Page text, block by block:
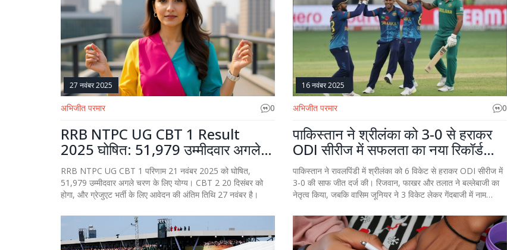
27 नवंबर 2025
अभिजीत परमार 0
RRB NTPC UG CBT 1 Result
2025 घोषित: 51,979 उम्मीदवार अगले
चरण के लिए योग्य
RRB NTPC UG CBT 1 परिणाम 21 नवंबर 2025 को घोषित,
51,979 उम्मीदवार अगले चरण के लिए योग्य। CBT 2 20 दिसंबर को
होगा, और ग्रेजुएट भर्ती के लिए आवेदन की अंतिम तिथि 27 नवंबर है।
16 नवंबर 2025
अभिजीत परमार 0
पाकिस्तान ने श्रीलंका को 3-0 से हराकर
ODI सीरीज में सफलता का नया रिकॉर्ड
बनाया
पाकिस्तान ने रावलपिंडी में श्रीलंका को 6 विकेट से हराकर ODI सीरीज में
3-0 की साफ जीत दर्ज की। रिजवान, फाखर और तलात ने बल्लेबाजी का
नेतृत्व किया, जबकि वासिम जूनियर ने 3 विकेट लेकर गेंदबाजी में नाम